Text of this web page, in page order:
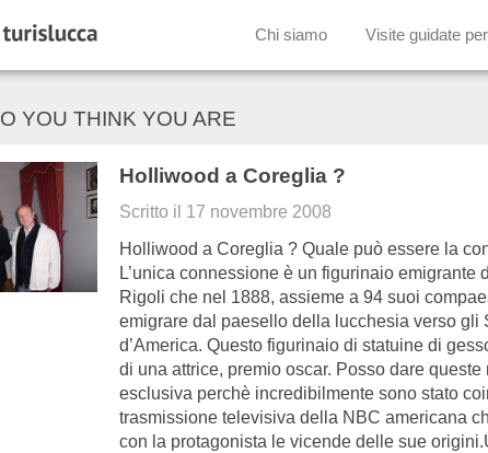
Chi siamo Visite guidate
YOU THINK YOU ARE
Holliwood a Coreglia ?
Scritto il 17 novembre 2008
Holliwood a Coreglia ? Quale può essere la
L’unica connessione è un figurinaio emigrante
Rigoli che nel 1888, assieme a 94 suoi
emigrare dal paesello della lucchesia verso gli
d’America. Questo figurinaio di statuine di
di una attrice, premio oscar. Posso dare queste
esclusiva perchè incredibilmente sono stato
trasmissione televisiva della NBC americana
con la protagonista le vicende delle sue